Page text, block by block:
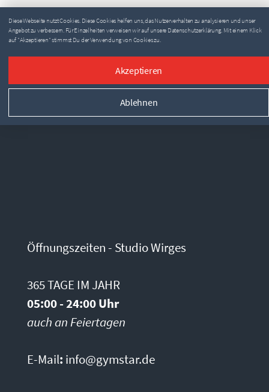
Diese Webseite nutzt Cookies. Diese Cookies helfen uns, das Nutzerverhalten zu analysieren und unser
Angebot zu verbessern. Für Einzelheiten verweisen wir auf unsere Datenschutzerklärung. Mit einem Klick
auf "Akzeptieren" stimmst Du der Verwendung von Cookies zu.
Ablehnen
Akzeptieren
Öffnungszeiten - Studio Wirges
365 TAGE IM JAHR
05:00 - 24:00 Uhr
auch an Feiertagen
E-Mail: info@gymstar.de